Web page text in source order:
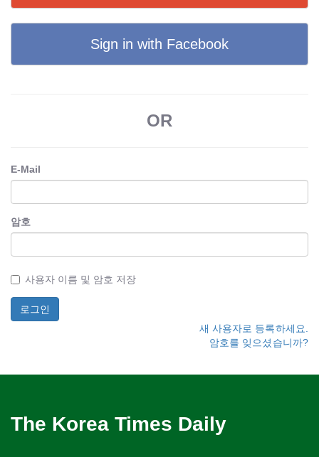
Sign in with Facebook
OR
E-Mail
암호
사용자 이름 및 암호 저장
새 사용자로 등록하세요.
암호를 잊으셨습니까?
The Korea Times Daily